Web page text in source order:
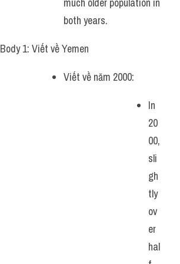
both years.
Body 1: Viết về Yemen
Viết về năm 2000:
In
20
00,
sli
gh
tly
ov
er
hal